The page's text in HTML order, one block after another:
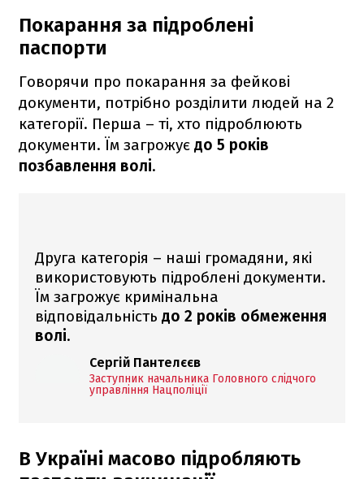
Покарання за підроблені
паспорти
Говорячи про покарання за фейкові
документи, потрібно розділити людей на 2
категорії. Перша – ті, хто підроблюють
документи. Їм загрожує до 5 років
позбавлення волі.
Друга категорія – наші громадяни, які
використовують підроблені документи.
Їм загрожує кримінальна
відповідальність до 2 років обмеження
волі.
Сергій Пантелєєв
Заступник начальника Головного слідчого
управління Нацполіції
В Україні масово підробляють